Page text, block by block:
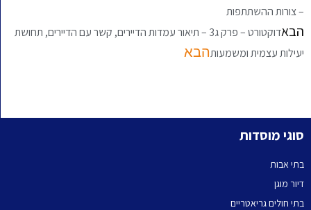
– צורות ההשתתפות
הבא
דוקטורט – פרק ג3 – תיאור עמדות הדיירים, קשר עם הדיירים, תחושת
יעילות עצמית ומשמעותהבא
סוגי מוסדות
בתי אבות
דיור מוגן
בתי חולים גריאטריים